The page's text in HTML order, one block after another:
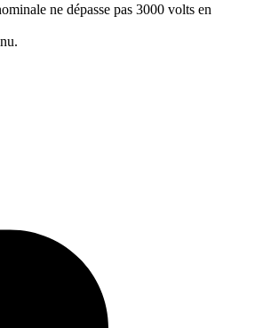
ne dépasse pas 3000 volts en